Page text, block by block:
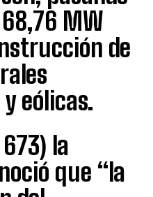
MW
de
eólicas.
673) la
que “la